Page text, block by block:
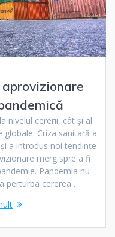
nivelul cererii, cât și al
Criza sanitară a
a introdus noi tendințe
merg spre a fi
Pandemia nu
perturba cererea…